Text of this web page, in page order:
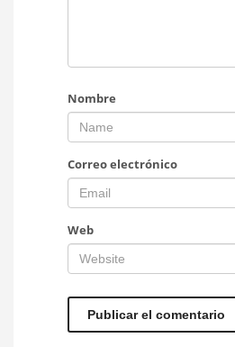
Nombre
Correo electrónico
Web